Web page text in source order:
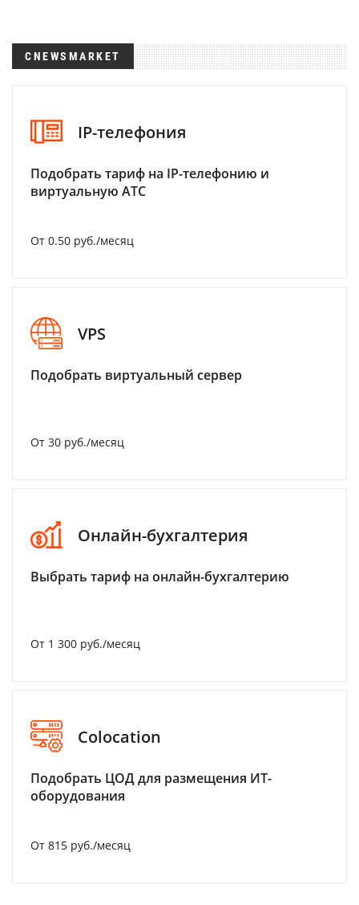
CNEWSMARKET
IP-телефония
Подобрать тариф на IP-телефонию и
виртуальную АТС
От 0.50 руб./месяц
VPS
Подобрать виртуальный сервер
От 30 руб./месяц
Онлайн-бухгалтерия
Выбрать тариф на онлайн-бухгалтерию
От 1 300 руб./месяц
Colocation
Подобрать ЦОД для размещения ИТ-
оборудования
От 815 руб./месяц